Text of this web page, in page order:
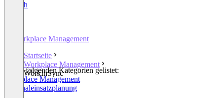
English
Workplace Management
Startseite
Workplace Management
WorkInSync
In den folgenden Kategorien gelistet:
Workplace Management
Personaleinsatzplanung